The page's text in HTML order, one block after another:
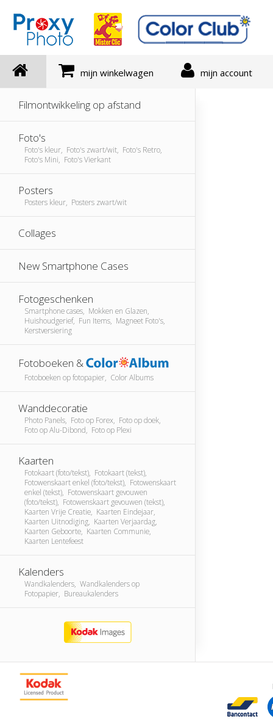
mijn winkelwagen mijn account
Filmontwikkeling op afstand
Foto's
Foto's kleur, Foto's zwart/wit, Foto's Retro,
Foto's Mini, Foto's Vierkant
Posters
Posters kleur, Posters zwart/wit
Collages
New Smartphone Cases
Fotogeschenken
Smartphone cases, Mokken en Glazen,
Huishoudgerief, Fun Items, Magneet Foto's,
Kerstversiering
Fotoboeken &
Fotoboeken op fotopapier, Color Albums
Wanddecoratie
Photo Panels, Foto op Forex, Foto op doek,
Foto op Alu-Dibond, Foto op Plexi
Kaarten
Fotokaart (foto/tekst), Fotokaart (tekst),
Fotowenskaart enkel (foto/tekst), Fotowenskaart
enkel (tekst), Fotowenskaart gevouwen
(foto/tekst), Fotowenskaart gevouwen (tekst),
Kaarten Vrije Creatie, Kaarten Eindejaar,
Kaarten Uitnodiging, Kaarten Verjaardag,
Kaarten Geboorte, Kaarten Communie,
Kaarten Lentefeest
Kalenders
Wandkalenders, Wandkalenders op
Fotopapier, Bureaukalenders